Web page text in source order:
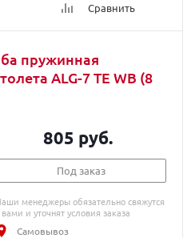
Сравнить
пружинная
ALG-7 TE WB (8
805 руб.
Под заказ
менеджеры обязательно свяжутся
вами и уточнят условия заказа
Самовывоз